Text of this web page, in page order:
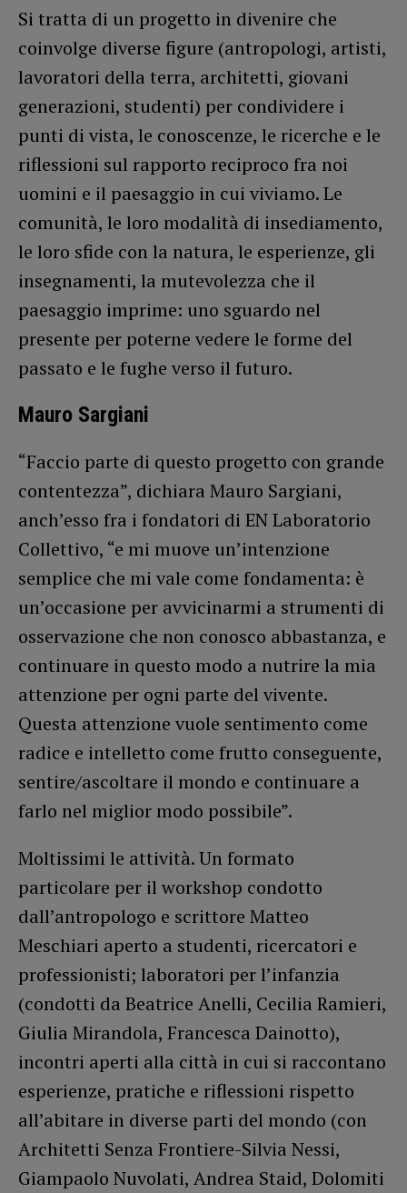
Si tratta di un progetto in divenire che
coinvolge diverse figure (antropologi, artisti,
lavoratori della terra, architetti, giovani
generazioni, studenti) per condividere i
punti di vista, le conoscenze, le ricerche e le
riflessioni sul rapporto reciproco fra noi
uomini e il paesaggio in cui viviamo. Le
comunità, le loro modalità di insediamento,
le loro sfide con la natura, le esperienze, gli
insegnamenti, la mutevolezza che il
paesaggio imprime: uno sguardo nel
presente per poterne vedere le forme del
passato e le fughe verso il futuro.
Mauro Sargiani
“Faccio parte di questo progetto con grande
contentezza”, dichiara Mauro Sargiani,
anch’esso fra i fondatori di EN Laboratorio
Collettivo, “e mi muove un’intenzione
semplice che mi vale come fondamenta: è
un’occasione per avvicinarmi a strumenti di
osservazione che non conosco abbastanza, e
continuare in questo modo a nutrire la mia
attenzione per ogni parte del vivente.
Questa attenzione vuole sentimento come
radice e intelletto come frutto conseguente,
sentire/ascoltare il mondo e continuare a
farlo nel miglior modo possibile”.
Moltissimi le attività. Un formato
particolare per il workshop condotto
dall’antropologo e scrittore Matteo
Meschiari aperto a studenti, ricercatori e
professionisti; laboratori per l’infanzia
(condotti da Beatrice Anelli, Cecilia Ramieri,
Giulia Mirandola, Francesca Dainotto),
incontri aperti alla città in cui si raccontano
esperienze, pratiche e riflessioni rispetto
all’abitare in diverse parti del mondo (con
Architetti Senza Frontiere-Silvia Nessi,
Giampaolo Nuvolati, Andrea Staid, Dolomiti